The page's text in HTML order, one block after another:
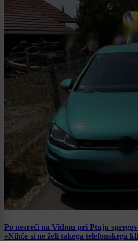
Po nesreči na Vidmu pri Ptuju
»Nihče si ne želi takega telefonskega